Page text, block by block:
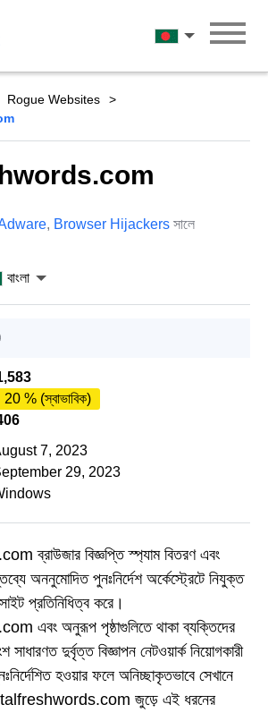
বাংলা
Rogue Websites
, Browser Hijackers সালে
বাংলা
20 % (স্বাভাবিক)
7, 2023
29, 2023
ব্রাউজার বিজ্ঞপ্তি স্প্যাম বিতরণ এবং
অননুমোদিত পুনঃনির্দেশ অর্কেস্ট্রেটে নিযুক্ত
প্রতিনিধিত্ব করে।
এবং অনুরূপ পৃষ্ঠাগুলিতে থাকা ব্যক্তিদের
দুর্বৃত্ত বিজ্ঞাপন নেটওয়ার্ক নিয়োগকারী
হওয়ার ফলে অনিচ্ছাকৃতভাবে সেখানে
জুড়ে এই ধরনের